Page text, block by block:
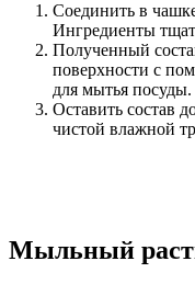
Соединить в
Ингредиенты
Полученный
поверхности с
для мытья посуды.
Оставить состав
чистой влажной
Мыльный